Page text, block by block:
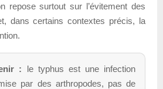
repose surtout sur l’évitement des
dans certains contextes précis, la
: le typhus est une infection
par des arthropodes, pas de